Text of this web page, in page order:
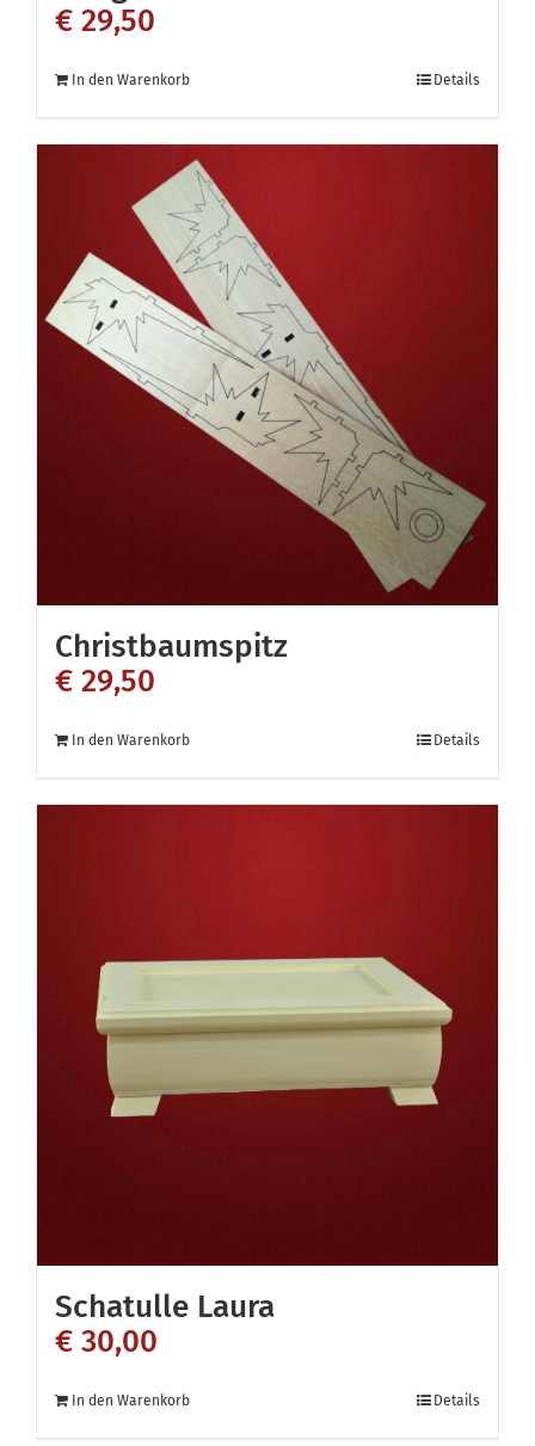
€ 29,50
In den Warenkorb Details
Christbaumspitz
€ 29,50
In den Warenkorb Details
Schatulle Laura
€ 30,00
In den Warenkorb Details